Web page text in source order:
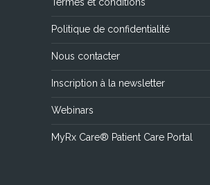
Politique de confidentialité
Nous contacter
Inscription à la newsletter
Webinars
MyRx Care® Patient Care Portal